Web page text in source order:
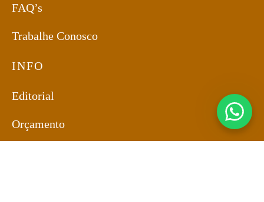
FAQ’s
Trabalhe Conosco
INFO
Editorial
Orçamento